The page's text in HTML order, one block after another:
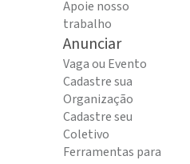
Apoie nosso
trabalho
Anunciar
Vaga ou Evento
Cadastre sua
Organização
Cadastre seu
Coletivo
Ferramentas para